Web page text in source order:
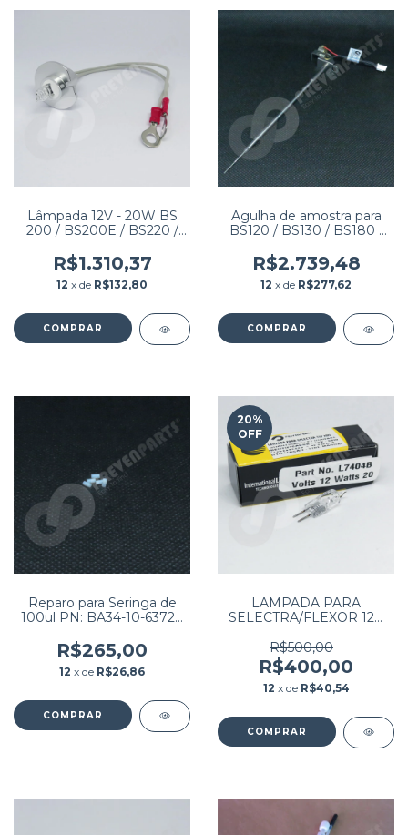
Lâmpada 12V - 20W BS
200 / BS200E / BS220 /
BS420 / Audmax 240 /
Audmax 360 / BIOCLIN
2000 PREMIUM / MYKOV
R$1.310,37
12 x de R$132,80
Agulha de amostra para
BS120 / BS130 / BS180 /
BS220 / BS220E / BS230 /
BS330 / BS330E PN:
BA40-30-61525
R$2.739,48
12 x de R$277,62
Reparo para Seringa de
100ul PN: BA34-10-63720
UNIDADES)
R$265,00
12 x de R$26,86
20%
OFF
LAMPADA PARA
SELECTRA/FLEXOR 12V
R$500,00
R$400,00
12 x de R$40,54